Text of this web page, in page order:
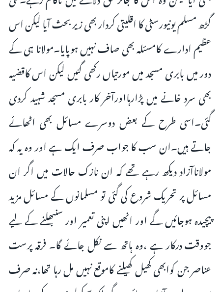
گڑھ مسلم یونیورسٹی کا اقلیتی کردار بھی زیر بحث آیا لیکن اس
عظیم ادارے کامسئلہ بھی صاف نہیں ہوپایا۔مولانا ہی کے
دور میں بابری مسجد میں مورتیاں رکھی گئیں لیکن اس کاقضیہ
بھی سرد خانے میں پڑارہااورآخر کار بابری مسجد شہید کردی
گئی۔اسی طرح کے بعض دوسرے مسائل بھی اٹھائے
جاتے ہیں۔ان سب کا جواب صرف ایک ہے اور وہ یہ کہ
مولاناآزاد دیکھ رہے تھے کہ ان نازک حالات میں اگر ان
مسائل پر تحریک شروع کی گئی تو مسلمانوں کے مسائل مزید
پیچیدہ ہوجائیں گے اور انھیں اپنی تعمیر اور سنبھلنے کے لیے
جووقت درکار ہے ،وہ ہاتھ سے نکل جائے گا۔ فرقہ پرست
عناصر جن کوابھی کھیل کھیلنے کاموقع نہیں مل رہا تھا،نہ صرف